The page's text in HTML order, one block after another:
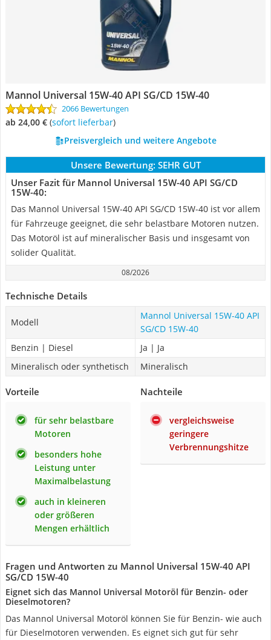
Mannol Universal 15W-40 API SG/CD 15W-40
2066 Bewertungen
ab 24,00 € ( Sofort lieferbar)
Preisvergleich und weitere Angebote
Unsere Bewertung: SEHR GUT
Unser Fazit für Mannol Universal 15W-40 API SG/CD
15W-40:
Das Mannol Universal 15W-40 API SG/CD 15W-40 ist vor allem
für Fahrzeuge geeignet, die sehr belastbare Motoren nutzen.
Das Motoröl ist auf mineralischer Basis und insgesamt von
solider Qualität.
08/2026
Technische Details
Modell
Mannol Universal 15W-40 API
SG/CD 15W-40
Benzin | Diesel
Ja | Ja
Mineralisch oder synthetisch
Mineralisch
Vorteile
für sehr belastbare
Motoren
besonders hohe
Leistung unter
Maximalbelastung
auch in kleineren
oder größeren
Mengen erhältlich
Nachteile
vergleichsweise
geringere
Verbrennungshitze
Fragen und Antworten zu Mannol Universal 15W-40 API
SG/CD 15W-40
Eignet sich das Mannol Universal Motoröl für Benzin- oder
Dieselmotoren?
Das Mannol Universal Motoröl können Sie für Benzin- wie auch
für Dieselmotoren verwenden. Es eignet sich gut für sehr